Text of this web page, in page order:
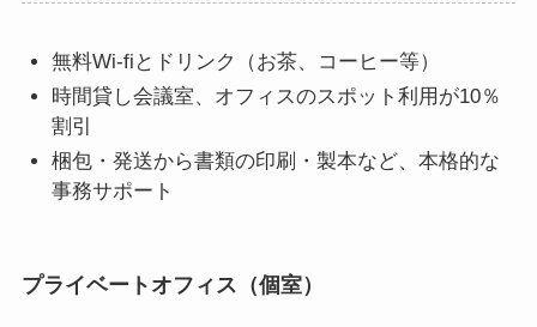
無料Wi-fiとドリンク（お茶、コーヒー等）
時間貸し会議室、オフィスのスポット利用が10％
割引
梱包・発送から書類の印刷・製本など、本格的な
事務サポート
プライベートオフィス（個室）